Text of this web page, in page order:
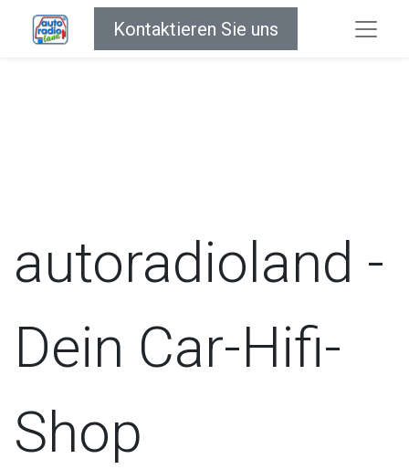
Kontaktieren Sie uns
autoradioland -
Dein Car-Hifi-
Shop